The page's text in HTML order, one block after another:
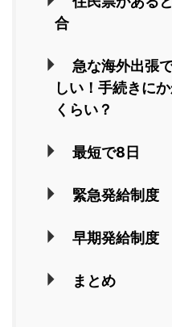
合
急な海外出張
しい！手続きに
くらい？
最短で8日
緊急発給制度
早期発給制度
まとめ